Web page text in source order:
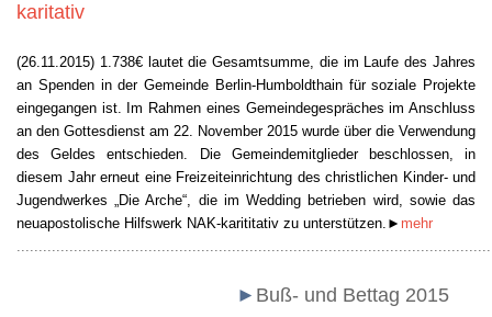
karitativ
(26.11.2015) 1.738€ lautet die Gesamtsumme, die im Laufe des Jahres
an Spenden in der Gemeinde Berlin-Humboldthain für soziale Projekte
eingegangen ist. Im Rahmen eines Gemeindegespräches im Anschluss
an den Gottesdienst am 22. November 2015 wurde über die Verwendung
des Geldes entschieden.
Die Gemeindemitglieder beschlossen, in
diesem Jahr erneut eine Freizeiteinrichtung des christlichen Kinder- und
Jugendwerkes „Die Arche“, die im Wedding betrieben wird, sowie das
neuapostolische Hilfswerk NAK-karititativ zu unterstützen. ► mehr
► Buß- und Bettag 2015